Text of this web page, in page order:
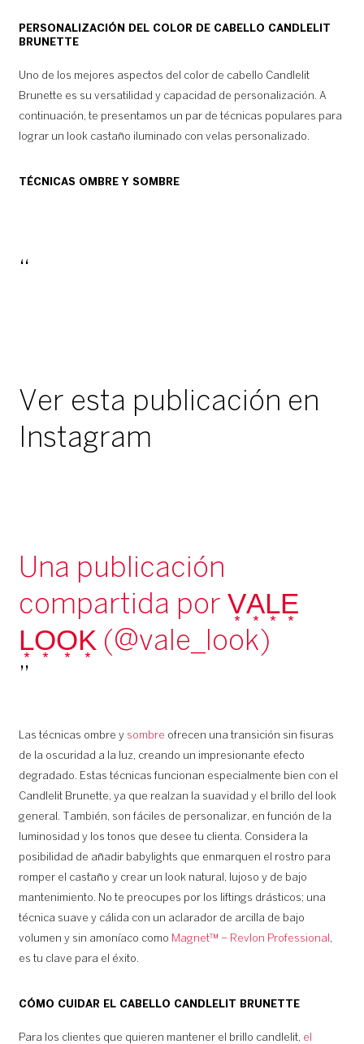
PERSONALIZACIÓN DEL COLOR DE CABELLO CANDLELIT
BRUNETTE
Uno de los mejores aspectos del color de cabello Candlelit
Brunette es su versatilidad y capacidad de personalización. A
continuación, te presentamos un par de técnicas populares para
lograr un look castaño iluminado con velas personalizado.
TÉCNICAS OMBRE Y SOMBRE
Ver esta publicación en
Instagram
Una publicación
compartida por V͙A͙L͙E͙
L͙O͙O͙K͙ (@vale_look)
Las técnicas ombre y sombre ofrecen una transición sin fisuras
de la oscuridad a la luz, creando un impresionante efecto
degradado. Estas técnicas funcionan especialmente bien con el
Candlelit Brunette, ya que realzan la suavidad y el brillo del look
general. También, son fáciles de personalizar, en función de la
luminosidad y los tonos que desee tu clienta. Considera la
posibilidad de añadir babylights que enmarquen el rostro para
romper el castaño y crear un look natural, lujoso y de bajo
mantenimiento. No te preocupes por los liftings drásticos; una
técnica suave y cálida con un aclarador de arcilla de bajo
volumen y sin amoníaco como Magnet™ – Revlon Professional ,
es tu clave para el éxito.
CÓMO CUIDAR EL CABELLO CANDLELIT BRUNETTE
Para los clientes que quieren mantener el brillo candlelit, el